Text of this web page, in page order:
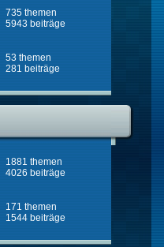
735 themen
5943 beiträge
53 themen
281 beiträge
1881 themen
4026 beiträge
171 themen
1544 beiträge